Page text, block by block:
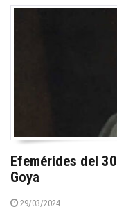
Efemérides del
Goya
29/03/2024